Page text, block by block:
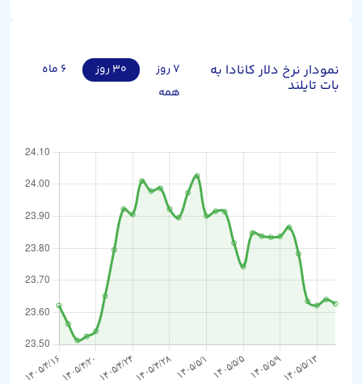
نمودار نرخ دلار کانادا به
بات تایلند
۷ روز ۳۰ روز
۶ ماه
همه